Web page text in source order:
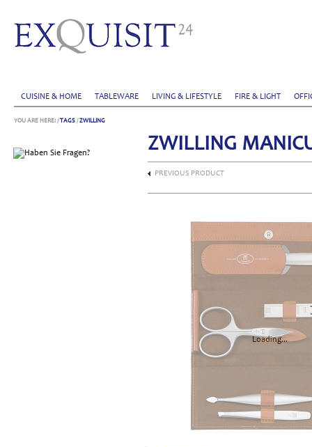
CUISINE & HOME TABLEWARE LIVING & LIFESTYLE FIRE & LIGHT
YOU ARE HERE: /TAGS /ZWILLING
ZWILLING
PREVIOUS PRODUCT
Loading...